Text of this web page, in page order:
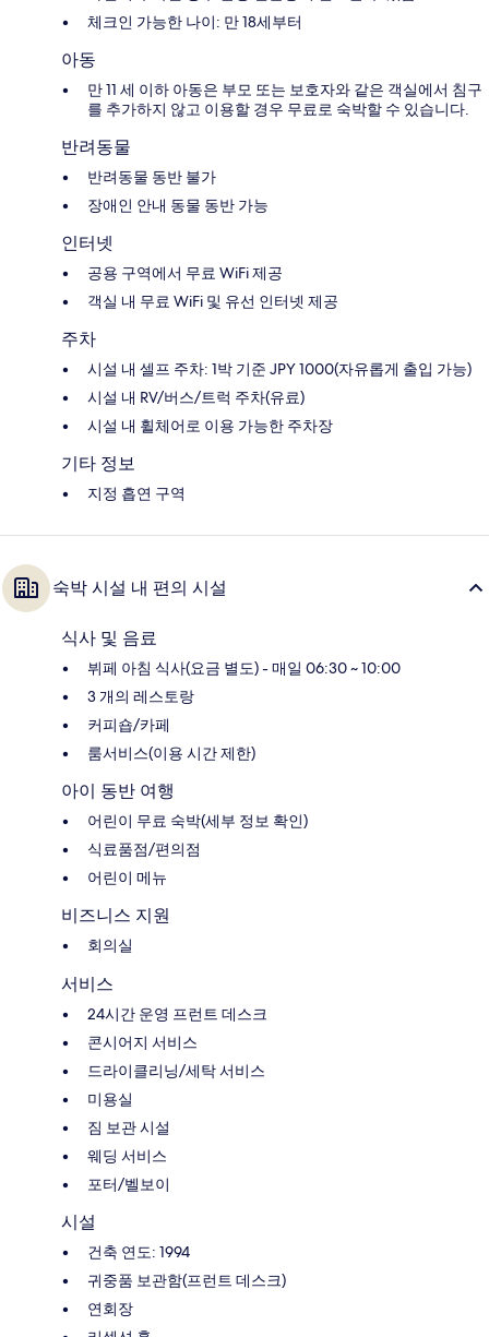
체크인 가능한 나이: 만 18세부터
아동
만 11 세 이하 아동은 부모 또는 보호자와 같은 객실에서 침구
를 추가하지 않고 이용할 경우 무료로 숙박할 수 있습니다.
반려동물
반려동물 동반 불가
장애인 안내 동물 동반 가능
인터넷
공용 구역에서 무료 WiFi 제공
객실 내 무료 WiFi 및 유선 인터넷 제공
주차
시설 내 셀프 주차: 1박 기준 JPY 1000(자유롭게 출입 가능)
시설 내 RV/버스/트럭 주차(유료)
시설 내 휠체어로 이용 가능한 주차장
기타 정보
지정 흡연 구역
숙박 시설 내 편의 시설
식사 및 음료
뷔페 아침 식사(요금 별도) - 매일 06:30 ~ 10:00
3 개의 레스토랑
커피숍/카페
룸서비스(이용 시간 제한)
아이 동반 여행
어린이 무료 숙박(세부 정보 확인)
식료품점/편의점
어린이 메뉴
비즈니스 지원
회의실
서비스
24시간 운영 프런트 데스크
콘시어지 서비스
드라이클리닝/세탁 서비스
미용실
짐 보관 시설
웨딩 서비스
포터/벨보이
시설
건축 연도: 1994
귀중품 보관함(프런트 데스크)
연회장